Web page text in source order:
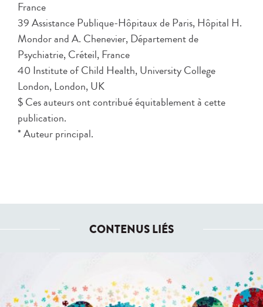
France
39 Assistance Publique-Hôpitaux de Paris, Hôpital H.
Mondor and A. Chenevier, Département de
Psychiatrie, Créteil, France
40 Institute of Child Health, University College
London, London, UK
$ Ces auteurs ont contribué équitablement à cette
publication.
* Auteur principal.
CONTENUS LIÉS